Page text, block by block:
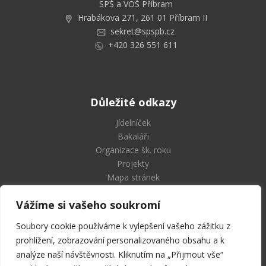
Vážíme si vašeho soukromí
Soubory cookie používáme k vylepšení vašeho zážitku z
prohlížení, zobrazování personalizovaného obsahu a k
analýze naší návštěvnosti. Kliknutím na „Přijmout vše“
SPŠ a VOŠ Příbram
Hrabákova 271, 261 01 Příbram II
sekret@spspb.cz
+420 326 551 611
Důležité odkazy
Jídelníček
Bakaláři
Organizace šk. roku
Projekty
Mapa stránek
Střední průmyslová škola
a Vyšší odborná škola Příbram